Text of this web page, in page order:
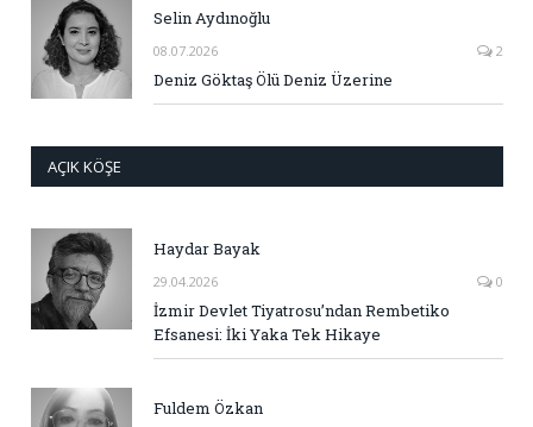
Selin Aydınoğlu
08.07.2026 2
Deniz Göktaş Ölü Deniz Üzerine
AÇIK KÖŞE
Haydar Bayak
29.04.2026 0
İzmir Devlet Tiyatrosu’ndan Rembetiko
Efsanesi: İki Yaka Tek Hikaye
Fuldem Özkan